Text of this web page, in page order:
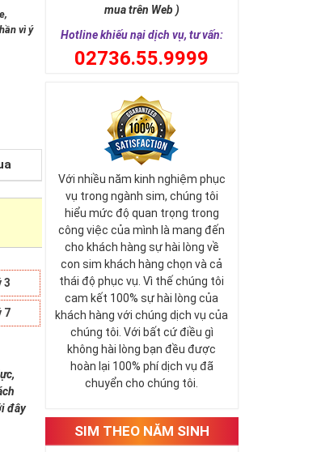
vì ý
3
7
đây
mua trên Web )
Hotline khiếu nại dịch vụ, tư vấn:
02736.55.9999
Với nhiều năm kinh nghiệm phục
vụ trong ngành sim, chúng tôi
hiểu mức độ quan trọng trong
công việc của mình là mang đến
cho khách hàng sự hài lòng về
con sim khách hàng chọn và cả
thái độ phục vụ. Vì thế chúng tôi
cam kết 100% sự hài lòng của
khách hàng với chúng dịch vụ của
chúng tôi. Với bất cứ điều gì
không hài lòng bạn đều được
hoàn lại 100% phí dịch vụ đã
chuyển cho chúng tôi.
SIM THEO NĂM SINH